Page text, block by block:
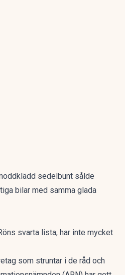
sedelbunt sålde
bilar med samma glada
svarta lista, har inte mycket
som struntar i de råd och